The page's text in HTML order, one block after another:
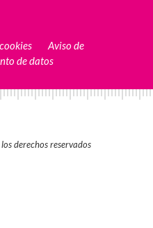
Aviso de
de datos
derechos reservados